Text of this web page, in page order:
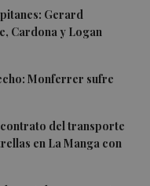
Gerard
Cardona y Logan
Monferrer sufre
contrato del transporte
en La Manga con